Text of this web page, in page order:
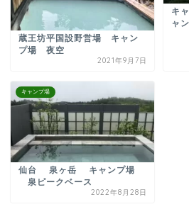
蔵王坊平国設野営場 キャン
プ場 夜空
2021年9月7日
キ
ャ
キャンプ場
仙台 泉ヶ岳 キャンプ場
泉ピークベース
2022年8月28日